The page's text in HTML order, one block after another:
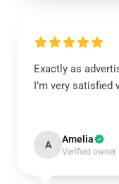
Exactly as
I’m very
A Amelia
Verified owner